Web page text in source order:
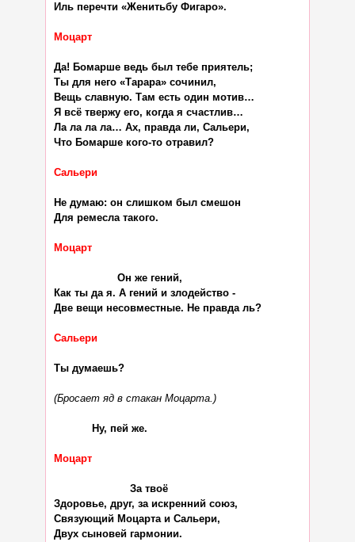
Иль перечти «Женитьбу Фигаро».
Моцарт
Да! Бомарше ведь был тебе приятель;
Ты для него «Тарара» сочинил,
Вещь славную. Там есть один мотив…
Я всё твержу его, когда я счастлив…
Ла ла ла ла… Аx, правда ли, Сальери,
Что Бомарше кого-то отравил?
Сальери
Не думаю: он слишком был смешон
Для ремесла такого.
Моцарт
                    Он же гений,
Как ты да я. А гений и злодейство -
Две вещи несовместные. Не правда ль?
Сальери
Ты думаешь?
(Бросает яд в стакан Моцарта.)
            Ну, пей же.
Моцарт
                        За твоё
Здоровье, друг, за искренний союз,
Связующий Моцарта и Сальери,
Двух сыновей гармонии.